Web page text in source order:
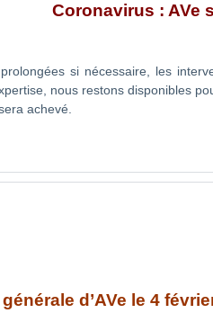
Coronavirus : AVe
si nécessaire, les
nous restons disponibles
achevé.
d’AVe le 4